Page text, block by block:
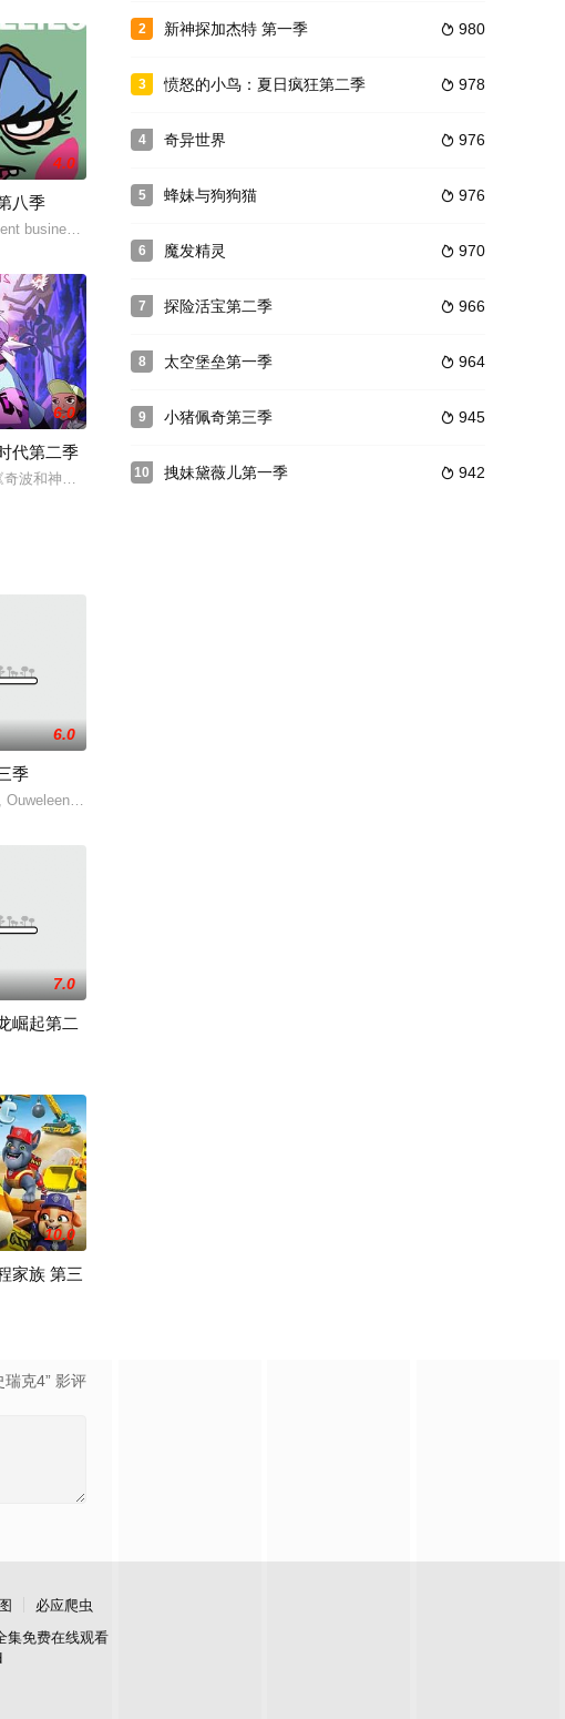
只企鹅了，根据这部动画电影改编的动画电视剧也已经拍
伯格、凯特·帕迪(《马男波杰克》)联手打造。罗莎·萨拉查、安吉丽卡·布拉尔参与配
4.0
八季
business venture takes off when he advertises
画的也简单了不少，而且这一版里它们大多数为友好
者集结第1部在美首播,由知名导演执导。 复仇者的成员包括了人类、机器人、神、外
6.0
代第二季
波和神奇动物的时代》(Kipo and the Age of Wonderbeasts，暂译)发布先导预告！
年代。天启发威，大战来临。
队将共同应对那些瑞克根本不会理会的一系列危机——从跨维度外交到超自然
6.0
季
Ouweleen also revealed that “My Adventures wit
7.0
崛起第二
害。
最脆弱的时间点遭遇袭击——如今，1990年代。天启发威，大战来临。
10.0
家族 第三
瑞克4” 影评
2  980
新神探加杰特 第一季
3  978
愤怒的小鸟：夏日疯狂第二季
4  976
奇异世界
5  976
蜂妹与狗狗猫
6  970
魔发精灵
7  966
探险活宝第二季
8  964
太空堡垒第一季
9  945
小猪佩奇第三季
10  942
拽妹黛薇儿第一季
必应爬虫
集免费在线观看